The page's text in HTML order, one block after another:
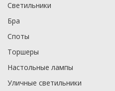
Светильники
Бра
Споты
Торшеры
Настольные лампы
Уличные светильники